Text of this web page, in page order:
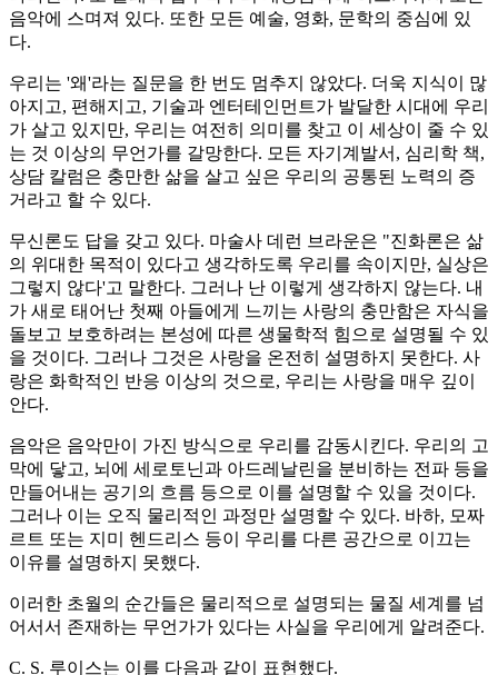
음악에 스며져 있다. 또한 모든 예술, 영화, 문학의 중심에 있
다.
우리는 '왜'라는 질문을 한 번도 멈추지 않았다. 더욱 지식이 많
아지고, 편해지고, 기술과 엔터테인먼트가 발달한 시대에 우리
가 살고 있지만, 우리는 여전히 의미를 찾고 이 세상이 줄 수 있
는 것 이상의 무언가를 갈망한다. 모든 자기계발서, 심리학 책,
상담 칼럼은 충만한 삶을 살고 싶은 우리의 공통된 노력의 증
거라고 할 수 있다.
무신론도 답을 갖고 있다. 마술사 데런 브라운은 "진화론은 삶
의 위대한 목적이 있다고 생각하도록 우리를 속이지만, 실상은
그렇지 않다'고 말한다. 그러나 난 이렇게 생각하지 않는다. 내
가 새로 태어난 첫째 아들에게 느끼는 사랑의 충만함은 자식을
돌보고 보호하려는 본성에 따른 생물학적 힘으로 설명될 수 있
을 것이다. 그러나 그것은 사랑을 온전히 설명하지 못한다. 사
랑은 화학적인 반응 이상의 것으로, 우리는 사랑을 매우 깊이
안다.
음악은 음악만이 가진 방식으로 우리를 감동시킨다. 우리의 고
막에 닿고, 뇌에 세로토닌과 아드레날린을 분비하는 전파 등을
만들어내는 공기의 흐름 등으로 이를 설명할 수 있을 것이다.
그러나 이는 오직 물리적인 과정만 설명할 수 있다. 바하, 모짜
르트 또는 지미 헨드리스 등이 우리를 다른 공간으로 이끄는
이유를 설명하지 못했다.
이러한 초월의 순간들은 물리적으로 설명되는 물질 세계를 넘
어서서 존재하는 무언가가 있다는 사실을 우리에게 알려준다.
C. S. 루이스는 이를 다음과 같이 표현했다.